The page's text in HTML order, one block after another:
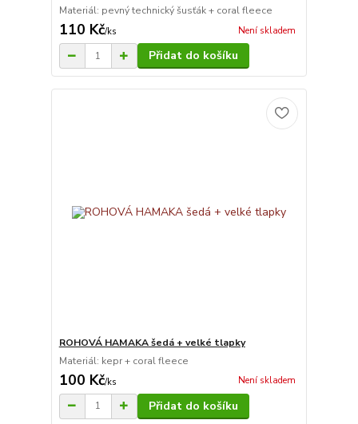
Materiál: pevný technický šusťák + coral fleece
110 Kč/ks Není skladem
Přidat do košíku
ROHOVÁ HAMAKA šedá + velké tlapky
Materiál: kepr + coral fleece
100 Kč/ks Není skladem
Přidat do košíku